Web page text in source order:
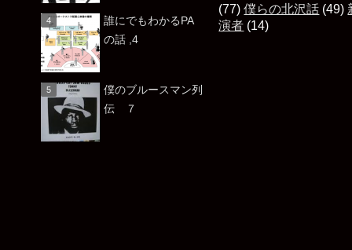
誰にでもわかるPA
の話 ,4
僕のブルースマン列
伝 ７
(77)僕らの北沢話 (49)
演者 (14)